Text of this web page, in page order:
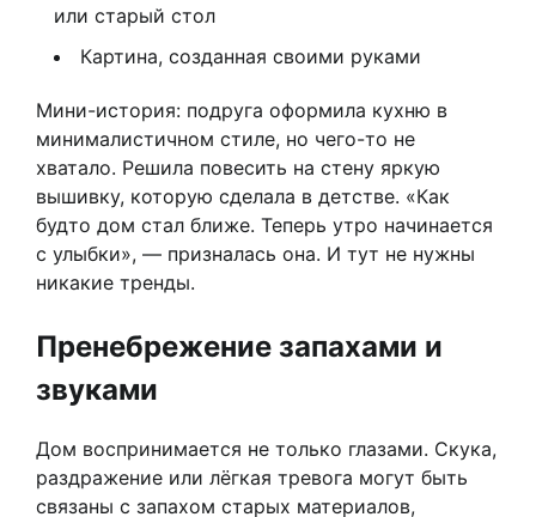
или старый стол
Картина, созданная своими руками
Мини-история: подруга оформила кухню в
минималистичном стиле, но чего-то не
хватало. Решила повесить на стену яркую
вышивку, которую сделала в детстве. «Как
будто дом стал ближе. Теперь утро начинается
с улыбки», — призналась она. И тут не нужны
никакие тренды.
Пренебрежение запахами и
звуками
Дом воспринимается не только глазами. Скука,
раздражение или лёгкая тревога могут быть
связаны с запахом старых материалов,